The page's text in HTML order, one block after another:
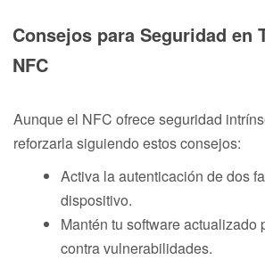
Consejos para Seguridad en
NFC
Aunque el NFC ofrece seguridad
reforzarla siguiendo estos consejos:
Activa la autenticación de dos
dispositivo.
Mantén tu software actualizado
contra vulnerabilidades.